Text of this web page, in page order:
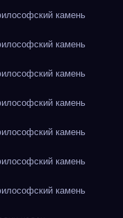
камень
камень
камень
камень
камень
камень
камень